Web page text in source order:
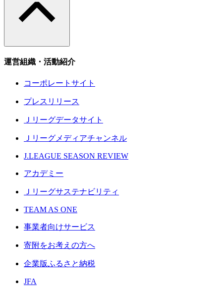
運営組織・活動紹介
コーポレートサイト
プレスリリース
Ｊリーグデータサイト
Ｊリーグメディアチャンネル
J.LEAGUE SEASON REVIEW
アカデミー
Ｊリーグサステナビリティ
TEAM AS ONE
事業者向けサービス
寄附をお考えの方へ
企業版ふるさと納税
JFA